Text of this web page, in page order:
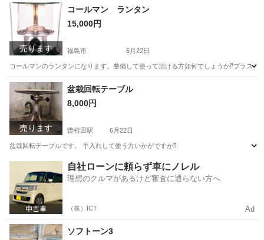
売ります
コールマン ランタン
15,000円
福島市 6月22日
コールマンのランタンになります。整備して使って頂ける方如何でしょうか⁇プラス
福島 福島市 インテリア雑貨/小物
売ります
盆栽回転テーブル
8,000円
曽根田駅 6月22日
盆栽回転テーブルです。 手入れして使う方いかがですか⁇
曽根田駅 その他
自社ローンに頼らず車にノレル
理想のクルマがあるけど審査に通らない方へ
（株）ICT Ad
ソフトーン3